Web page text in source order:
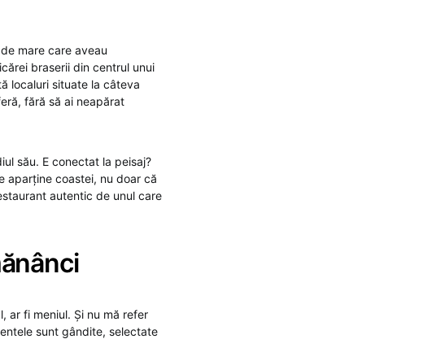
mare care aveau
braserii din centrul unui
localuri situate la câteva
fără să ai neapărat
său. E conectat la peisaj?
aparține coastei, nu doar că
autentic de unul care
ar fi meniul. Și nu mă refer
sunt gândite, selectate